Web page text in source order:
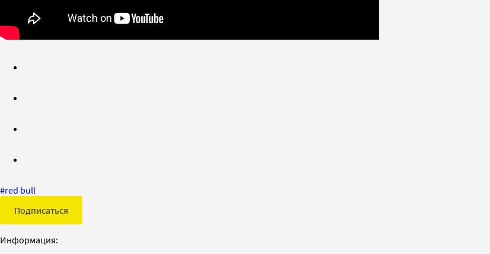
#red bull
Подписаться
Информация: